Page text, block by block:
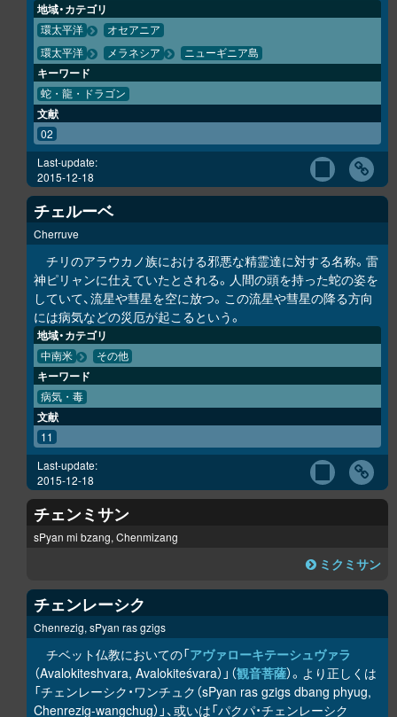
地域・カテゴリ
環太平洋
オセアニア
環太平洋
メラネシア ニューギニア島
キーワード
蛇・龍・ドラゴン
文献
02
Last-update:
2015-12-18
チェルーベ
Cherruve
チリのアラウカノ族における邪悪な精霊達に対する名称。雷
神ピリャンに仕えていたとされる。人間の頭を持った蛇の姿を
していて、流星や彗星を空に放つ。この流星や彗星の降る方向
には病気などの災厄が起こるという。
地域・カテゴリ
中南米 その他
キーワード
病気・毒
文献
11
Last-update:
2015-12-18
チェンミサン
sPyan mi bzang, Chenmizang
ミクミサン
チェンレーシク
Chenrezig, sPyan ras gzigs
チベット仏教においての「アヴァローキテーシュヴァラ
（Avalokiteshvara, Avalokiteśvara）」（観音菩薩）。より正しくは
「チェンレーシク・ワンチュク（sPyan ras gzigs dbang phyug,
Chenrezig-wangchug）」、或いは「パクパ・チェンレーシク